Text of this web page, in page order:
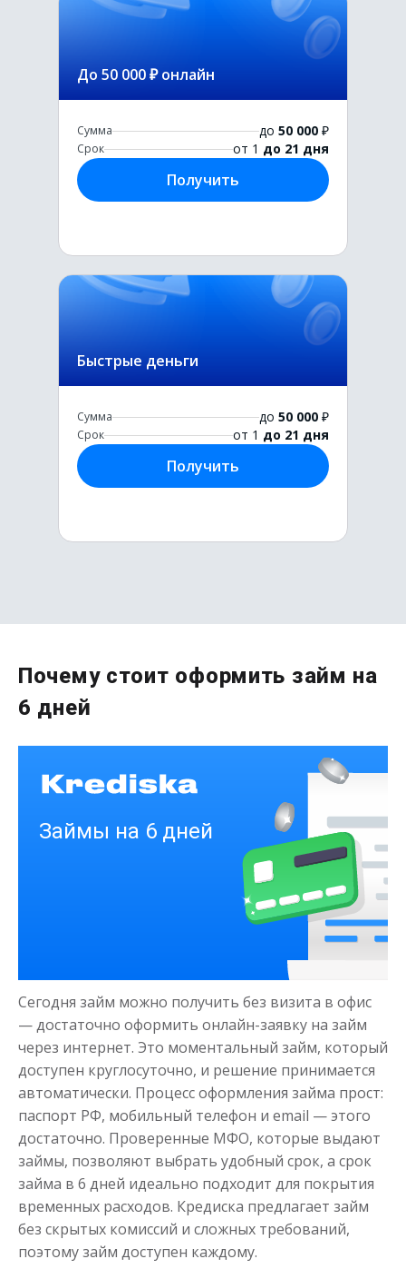
До 50 000 ₽ онлайн
Сумма до 50 000 ₽
Срок от 1 до 21 дня
Получить
Быстрые деньги
Сумма до 50 000 ₽
Срок от 1 до 21 дня
Получить
Сумма
Получить
Срок от 1до 21 дня
Моментальный займ
Почему стоит оформить займ на
6 дней
Сегодня займ можно получить без визита в офис
— достаточно оформить онлайн-заявку на займ
через интернет. Это моментальный займ, который
доступен круглосуточно, и решение принимается
автоматически. Процесс оформления займа прост:
паспорт РФ, мобильный телефон и email — этого
достаточно. Проверенные МФО, которые выдают
займы, позволяют выбрать удобный срок, а срок
займа в 6 дней идеально подходит для покрытия
временных расходов. Кредиска предлагает займ
без скрытых комиссий и сложных требований,
поэтому займ доступен каждому.